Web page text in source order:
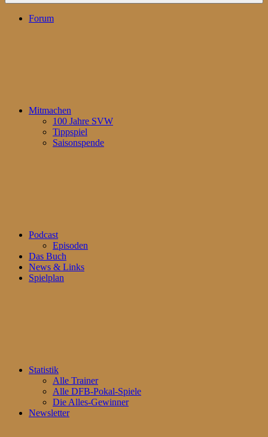
Forum
Mitmachen
100 Jahre SVW
Tippspiel
Saisonspende
Podcast
Episoden
Das Buch
News & Links
Spielplan
Statistik
Alle Trainer
Alle DFB-Pokal-Spiele
Die Alles-Gewinner
Newsletter